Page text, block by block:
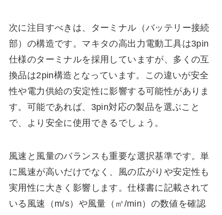
次に注目すべきは、ターミナル（バッテリー接続
部）の構造です。マキタの高出力電動工具は3pin
仕様のターミナルを採用していますが、多くの互
換品は2pin構造となっています。この違いが安全
性や電力供給の安定性に影響する可能性がありま
す。可能であれば、3pin対応の製品を選ぶこと
で、より安全に使用できるでしょう。
風速と風量のバランスも重要な選択基準です。単
に風速が高いだけでなく、風の広がりや安定性も
実用性に大きく影響します。仕様書に記載されて
いる風速（m/s）や風量（㎥/min）の数値を確認